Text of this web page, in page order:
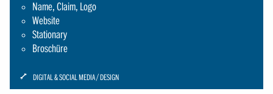
Name, Claim, Logo
Website
Stationary
Broschüre
ICON:
SCHRAUBENSCHLUESSEL-
DIGITAL & SOCIAL MEDIA DESIGN